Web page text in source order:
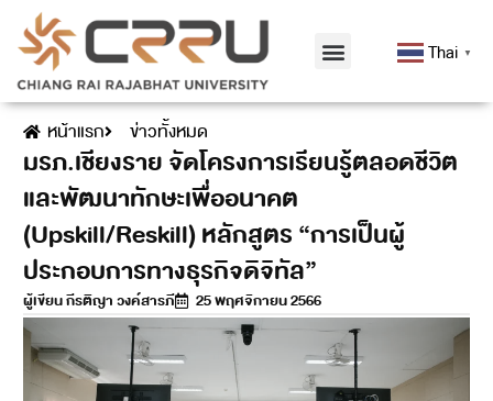
Thai ▼
หน้าแรก ข่าวทั้งหมด
มรภ.เชียงราย จัดโครงการเรียนรู้ตลอดชีวิต
และพัฒนาทักษะเพื่ออนาคต
(Upskill/Reskill) หลักสูตร “การเป็นผู้
ประกอบการทางธุรกิจดิจิทัล”
ผู้เขียนกีรติญา วงค์สารภี 25 พฤศจิกายน 2566